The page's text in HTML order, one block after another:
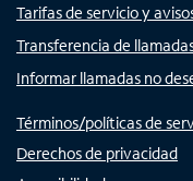
Tarifas de servicio y
Transferencia de
Informar llamadas no
Términos/políticas de
Derechos de privacidad